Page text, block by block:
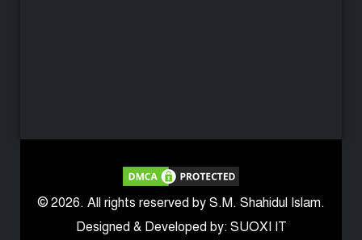
© 2026. All rights reserved by S.M. Shahidul Islam.
Designed & Developed by: SUOXI IT